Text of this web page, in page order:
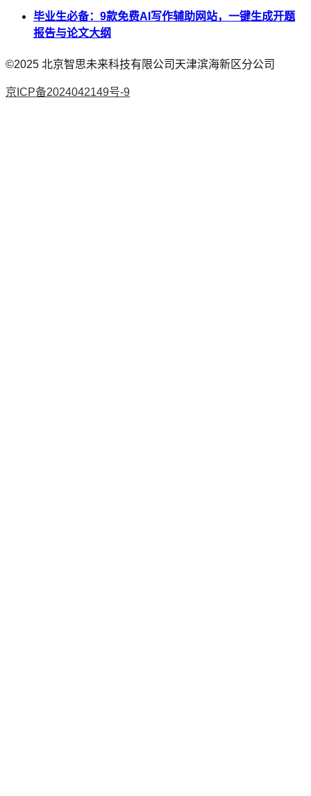
毕业生必备：9款免费AI写作辅助网站，一键生成开题
报告与论文大纲
©2025 北京智思未来科技有限公司天津滨海新区分公司
京ICP备2024042149号-9